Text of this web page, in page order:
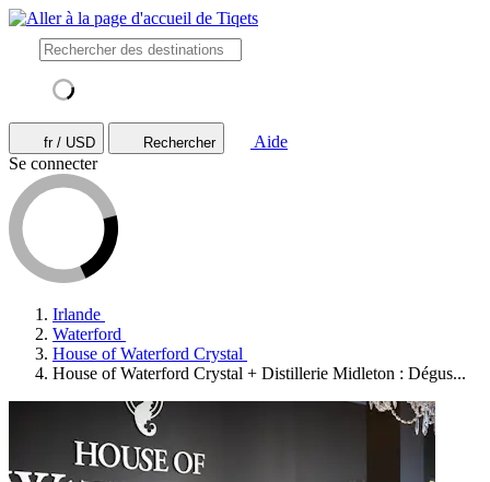
fr / USD Rechercher
Aide
Se connecter
Irlande
Waterford
House of Waterford Crystal
House of Waterford Crystal + Distillerie Midleton : Dégus...